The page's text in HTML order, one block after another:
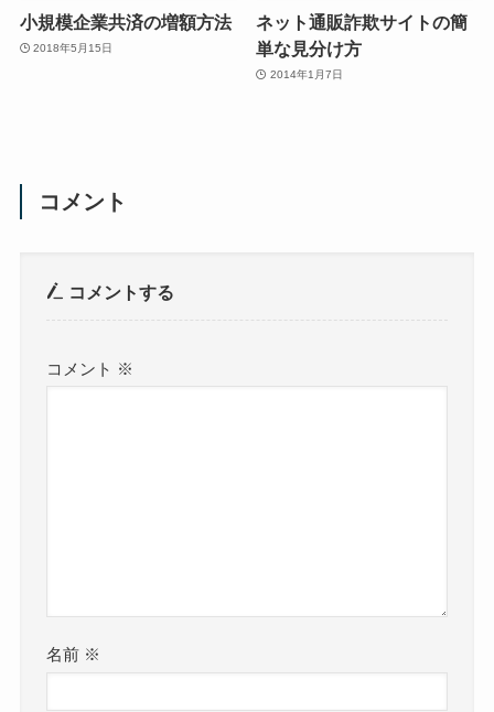
小規模企業共済の増額方法
2018年5月15日
ネット通販詐欺サイトの簡
単な見分け方
2014年1月7日
コメント
コメントする
コメント ※
名前 ※